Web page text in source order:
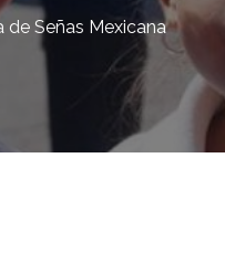
Señas Mexicana